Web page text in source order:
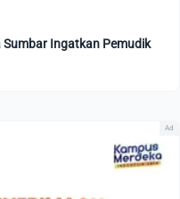
Ingatkan Pemudik
Ad